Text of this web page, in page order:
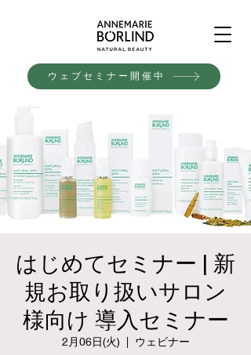
ウェブセミナー開催中
はじめてセミナー | 新
規お取り扱いサロン
様向け 導入セミナー
2月06日(火)
  |
ウェビナー